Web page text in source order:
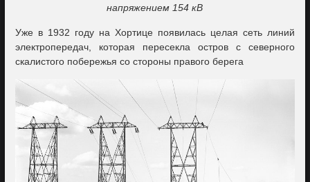
напряжением 154 кВ
Уже в 1932 году на Хортице появилась целая сеть линий
электропередач, которая пересекла остров с северного
скалистого побережья со стороны правого берега